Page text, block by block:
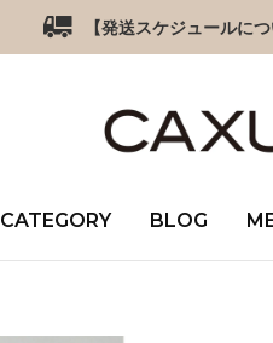
【発送スケジュールに
CATEGORY BLOG